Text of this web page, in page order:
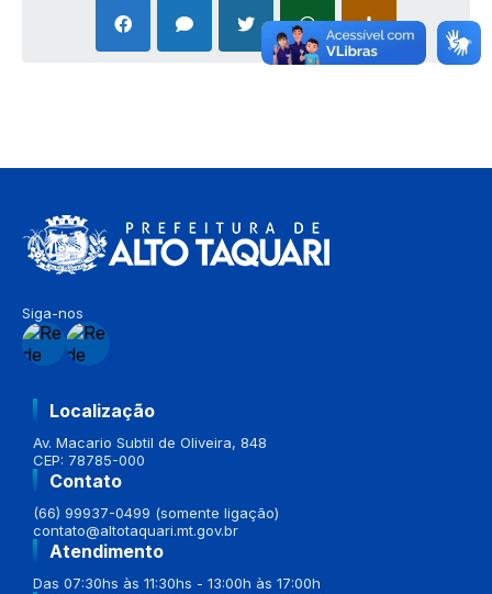
Siga-nos
Localização
Av. Macario Subtil de Oliveira, 848
CEP: 78785-000
Contato
(66) 99937-0499 (somente ligação)
contato@altotaquari.mt.gov.br
Atendimento
Das 07:30hs às 11:30hs - 13:00h às 17:00h